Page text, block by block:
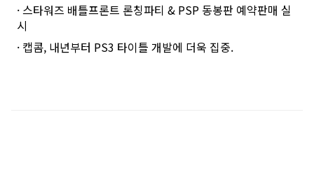
· 스타워즈 배틀프론트 론칭파티 & PSP 동봉판 예약판매 실
시
· 캡콤, 내년부터 PS3 타이틀 개발에 더욱 집중.